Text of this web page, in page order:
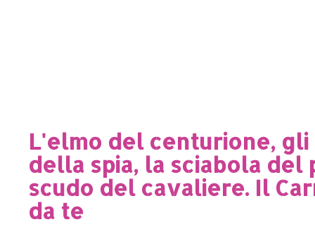
L'elmo del centurione, gli
della spia, la sciabola del
scudo del cavaliere. Il
da te